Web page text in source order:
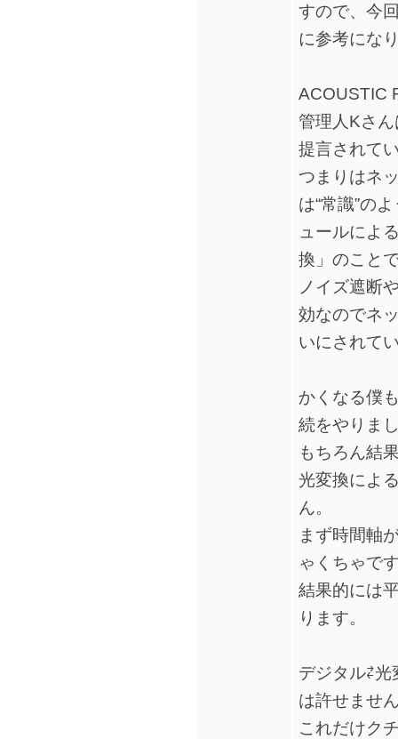
すので、今
に参考にな
ACOUSTIC
管理人Kさ
提言されて
つまりはネ
は“常識”の
ュールによ
換」のこと
ノイズ遮断
効なのでネ
いにされて
かくなる僕
続をやりま
もちろん結
光変換によ
ん。
まず時間軸
ゃくちゃで
結果的には
ります。
デジタル⇄
は許せませ
これだけク